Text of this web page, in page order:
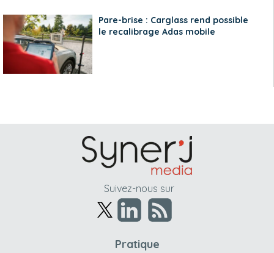
Pare-brise : Carglass rend possible
le recalibrage Adas mobile
Suivez-nous sur
Pratique